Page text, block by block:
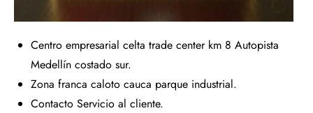
Centro empresarial celta trade center km 8 Autopista
Medellín costado sur.
Zona franca caloto cauca parque industrial.
Contacto Servicio al cliente.